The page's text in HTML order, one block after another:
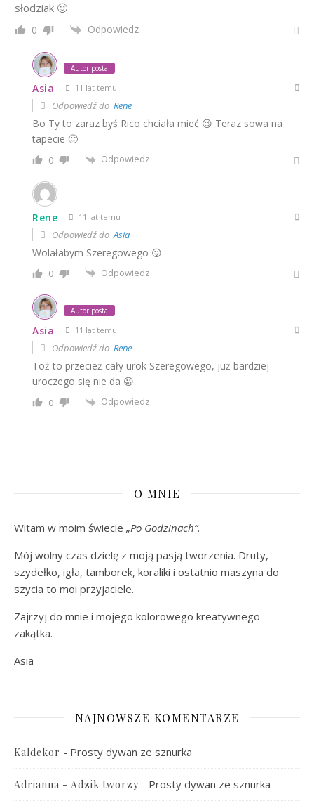
słodziak 🙂
0 Odpowiedz
Autor posta
Asia 11 lat temu
Odpowiedź do Rene
Bo Ty to zaraz byś Rico chciała mieć 😉 Teraz sowa na
tapecie 🙂
0 Odpowiedz
Rene 11 lat temu
Odpowiedź doAsia
Wolałabym Szeregowego 😛
0 Odpowiedz
Autor posta
Asia 11 lat temu
Odpowiedź do Rene
Toż to przecież cały urok Szeregowego, już bardziej
uroczego się nie da 😀
0 Odpowiedz
O MNIE
Witam w moim świecie „Po Godzinach”.
Mój wolny czas dzielę z moją pasją tworzenia. Druty,
szydełko, igła, tamborek, koraliki i ostatnio maszyna do
szycia to moi przyjaciele.
Zajrzyj do mnie i mojego kolorowego kreatywnego
zakątka.
Asia
NAJNOWSZE KOMENTARZE
Kaldekor - Prosty dywan ze sznurka
Adrianna - Adzik tworzy - Prosty dywan ze sznurka